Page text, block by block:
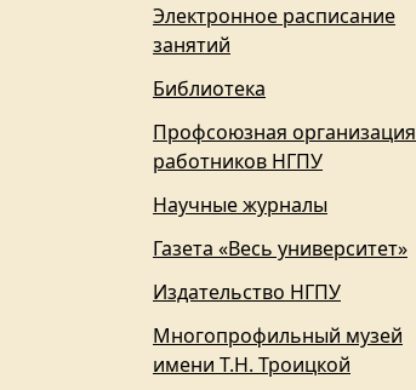
Электронное расписание
занятий
Библиотека
Профсоюзная организация
работников НГПУ
Научные журналы
Газета «Весь университет»
Издательство НГПУ
Многопрофильный музей
имени Т.Н. Троицкой